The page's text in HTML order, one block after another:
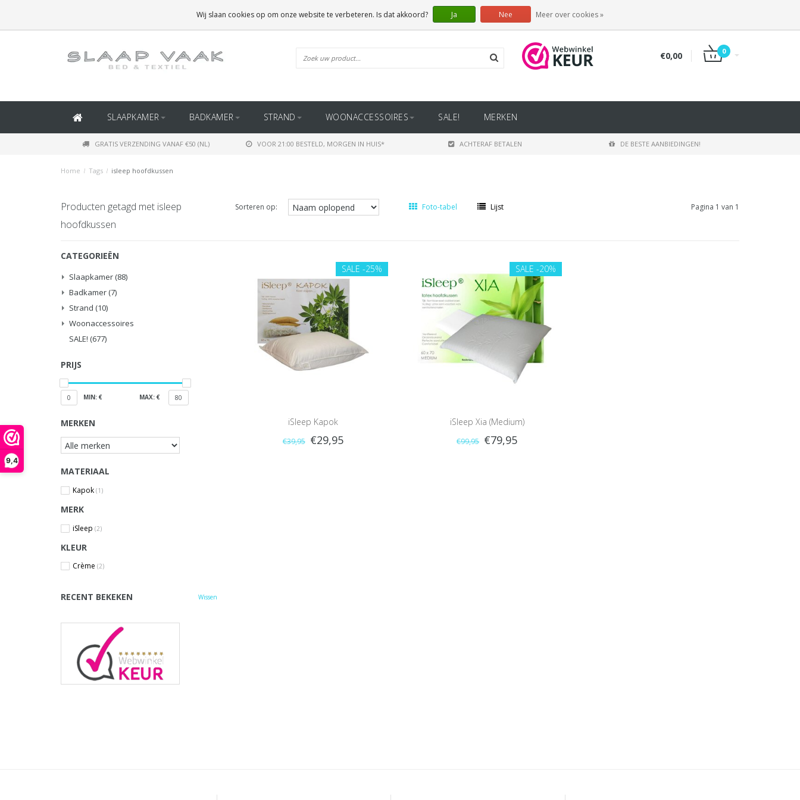
9,4
(BINNEN BELGIË)
€0,00 0
SLAAPKAMER BADKAMER STRAND WOONACCESSOIRES SALE! MERKEN
GRATIS VERZENDING VANAF €50 (NL) VOOR 21:00 BESTELD, MORGEN IN HUIS* ACHTERAF BETALEN DE BESTE AANBIEDINGEN!
Home / Tags / isleep hoofdkussen
Producten getagd met isleep
hoofdkussen
Sorteren op: Foto-tabel Lijst Pagina 1 van 1
CATEGORIEËN
Slaapkamer (88)
Badkamer (7)
Strand (10)
Woonaccessoires
SALE! (677)
PRIJS
0 MIN: € MAX: € 80
MERKEN
MATERIAAL
Kapok (1)
MERK
iSleep (2)
KLEUR
Crème (2)
RECENT BEKEKEN Wissen
SALE -25%
iSleep Kapok
€39,95 €29,95
SALE-20%
iSleep Xia (Medium)
€99,95 €79,95
Wij slaan cookies op om onze website te verbeteren. Is dat akkoord? Ja Nee Meer over cookies »